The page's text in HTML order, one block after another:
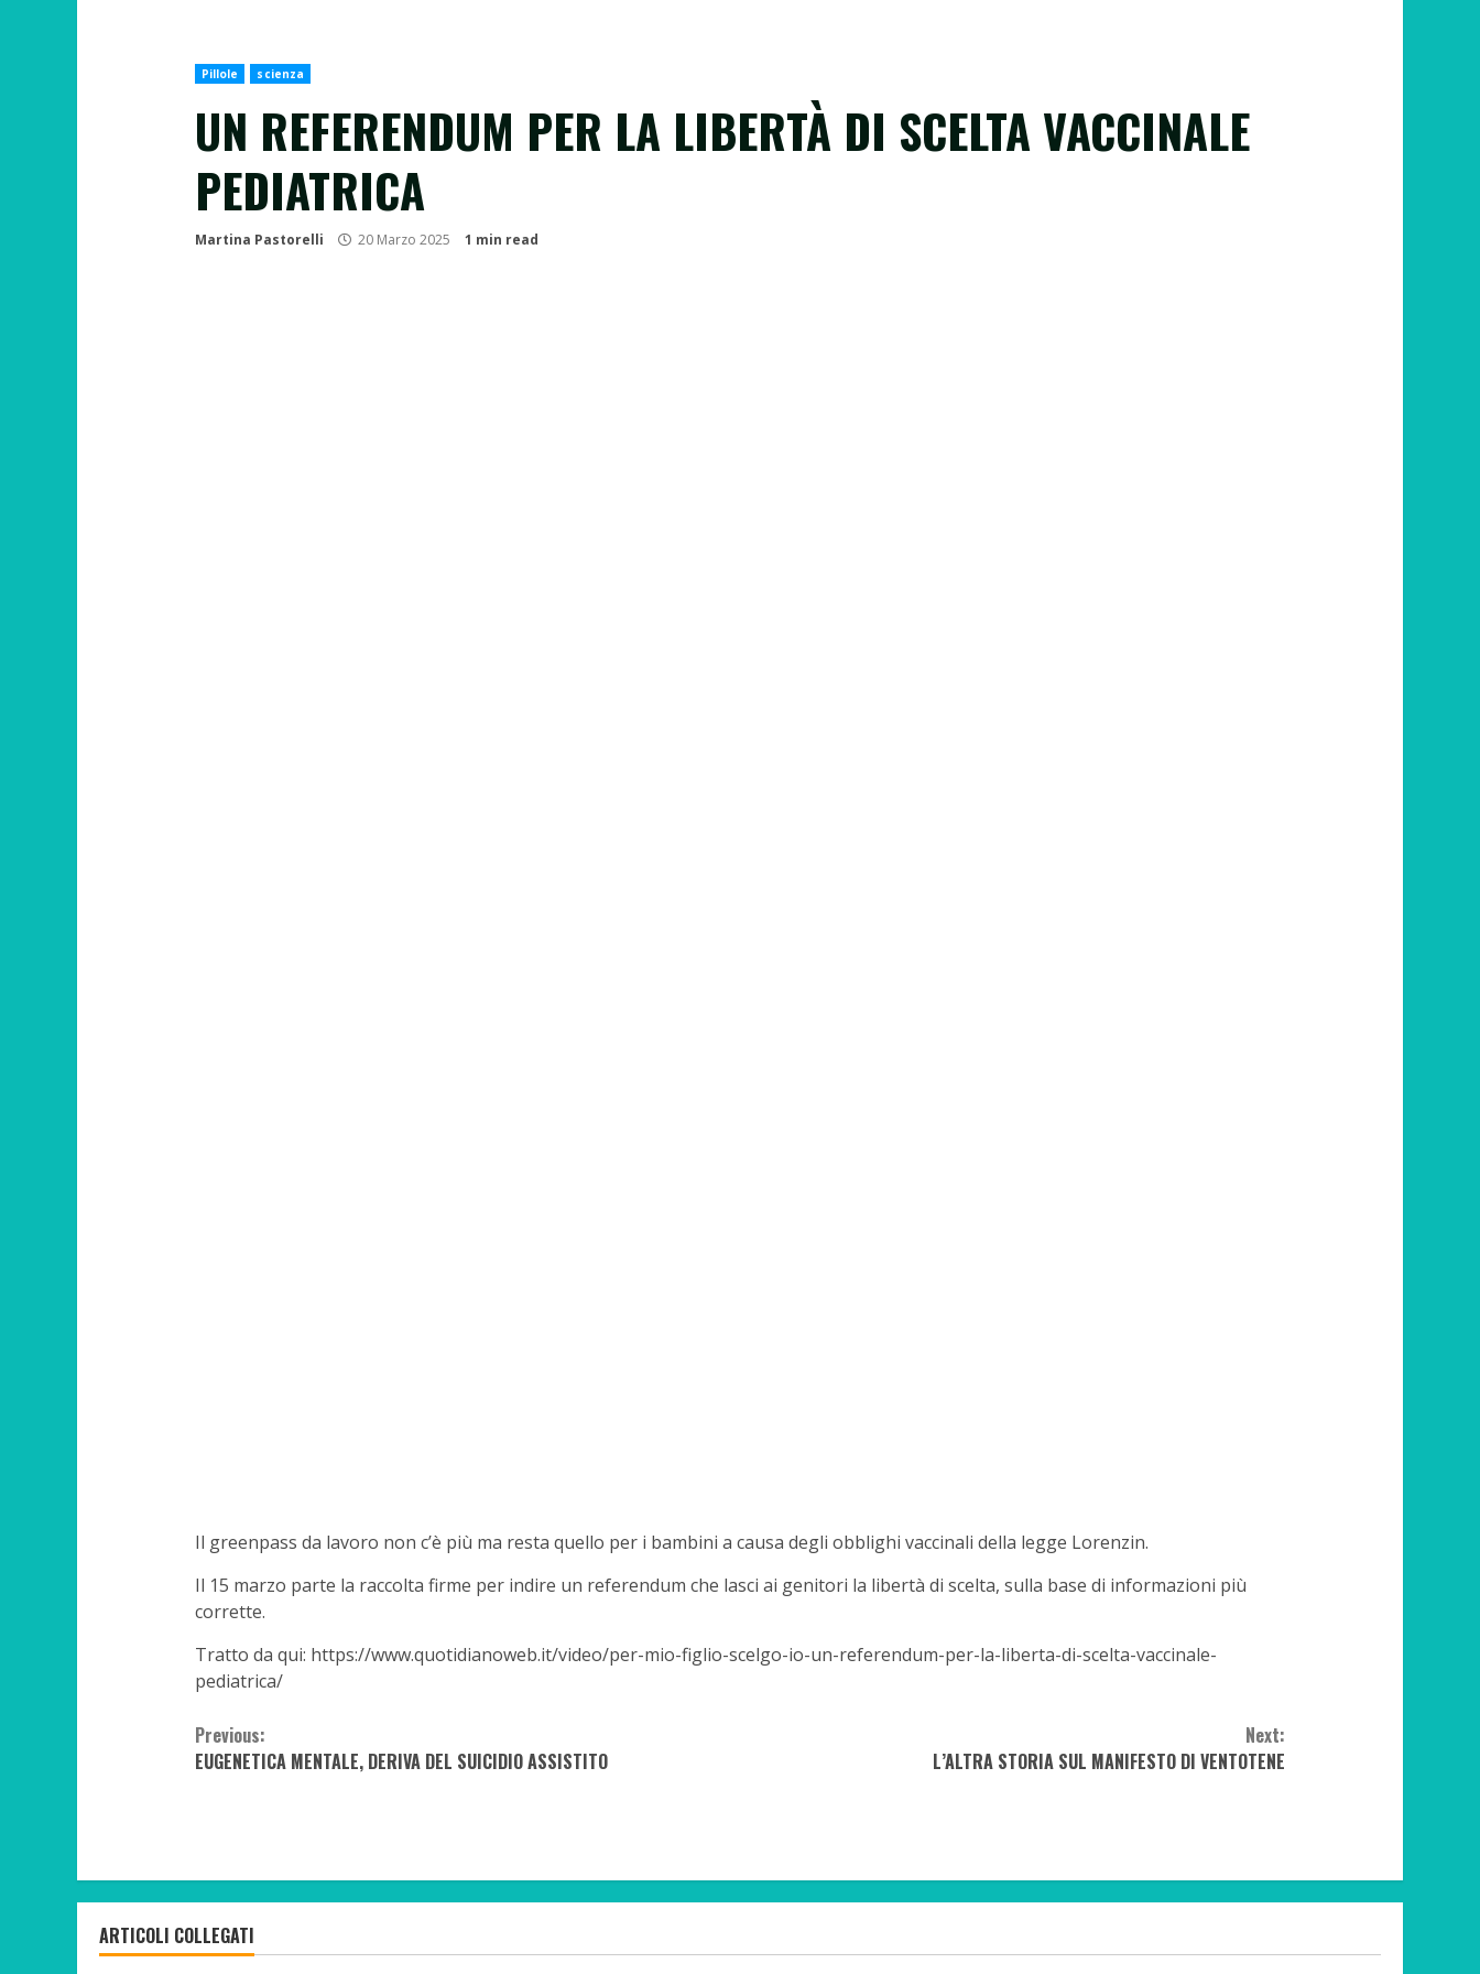
Pillole scienza
UN REFERENDUM PER LA LIBERTÀ DI SCELTA VACCINALE
PEDIATRICA
Martina Pastorelli 20 Marzo 2025 1 min read
Il greenpass da lavoro non c’è più ma resta quello per i bambini a causa degli obblighi vaccinali della legge Lorenzin.
Il 15 marzo parte la raccolta firme per indire un referendum che lasci ai genitori la libertà di scelta, sulla base di informazioni più
corrette.
Tratto da qui: https://www.quotidianoweb.it/video/per-mio-figlio-scelgo-io-un-referendum-per-la-liberta-di-scelta-vaccinale-
pediatrica/
Continue
Reading
Previous:
EUGENETICA MENTALE, DERIVA DEL SUICIDIO ASSISTITO
Next:
L’ALTRA STORIA SUL MANIFESTO DI VENTOTENE
ARTICOLI COLLEGATI